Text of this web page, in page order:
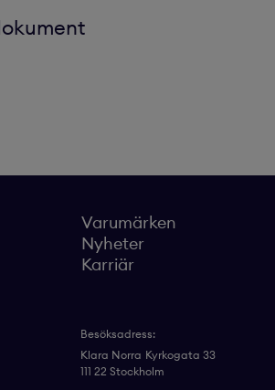
Varumärken
Nyheter
Karriär
Besöksadress:
Klara Norra Kyrkogata 33
111 22 Stockholm